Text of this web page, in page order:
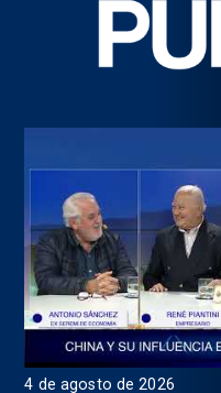
4 de agosto de 2026